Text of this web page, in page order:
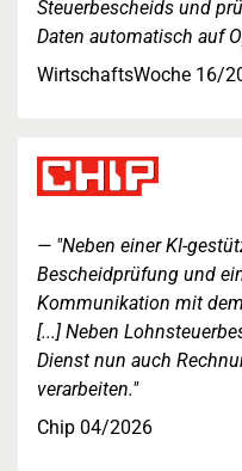
Steuerbescheids und
Daten automatisch auf
WirtschaftsWoche 16/
"Neben einer KI-
Bescheidprüfung und
Kommunikation mit
[...] Neben
Dienst nun auch
verarbeiten."
Chip 04/2026